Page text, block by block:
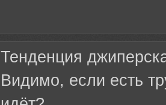
Тенденция
Видимо, если есть